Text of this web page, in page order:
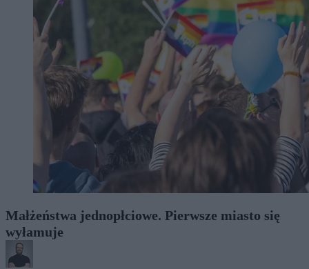
Małżeństwa jednopłciowe. Pierwsze miasto się
wyłamuje